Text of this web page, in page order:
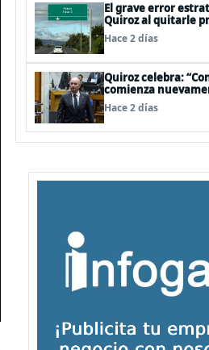
El grave error
Quiroz al quitarle
para
Biobío
Hace 2 días
Quiroz celebra:
comienza
Hace 2 días